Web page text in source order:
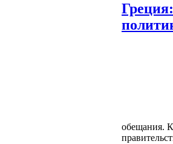
обещания.